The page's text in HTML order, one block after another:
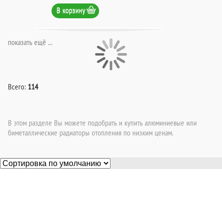
В корзину
показать ещё ...
Всего: 114
В этом разделе Вы можете подобрать и купить алюминиевые или
биметаллические радиаторы отопления по низким ценам.